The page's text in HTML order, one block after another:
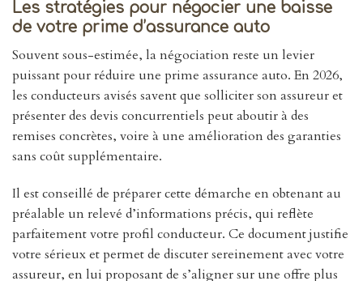
Les stratégies pour négocier une baisse
de votre prime d’assurance auto
Souvent sous-estimée, la négociation reste un levier
puissant pour réduire une prime assurance auto. En 2026,
les conducteurs avisés savent que solliciter son assureur et
présenter des devis concurrentiels peut aboutir à des
remises concrètes, voire à une amélioration des garanties
sans coût supplémentaire.
Il est conseillé de préparer cette démarche en obtenant au
préalable un relevé d’informations précis, qui reflète
parfaitement votre profil conducteur. Ce document justifie
votre sérieux et permet de discuter sereinement avec votre
assureur, en lui proposant de s’aligner sur une offre plus